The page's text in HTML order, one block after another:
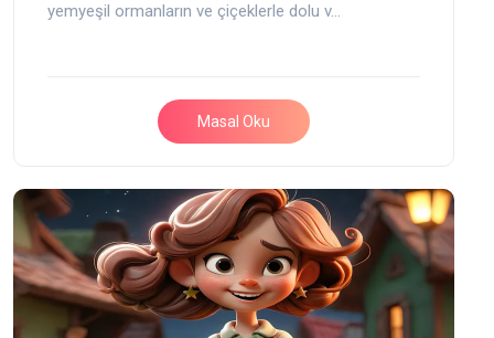
yemyeşil ormanların ve çiçeklerle dolu v…
Masal Oku